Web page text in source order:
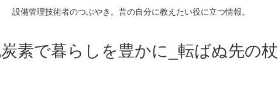
設備管理技術者のつぶやき。昔の自分に教えたい役に立つ情報。
素で暮らしを豊かに_転ばぬ先の杖